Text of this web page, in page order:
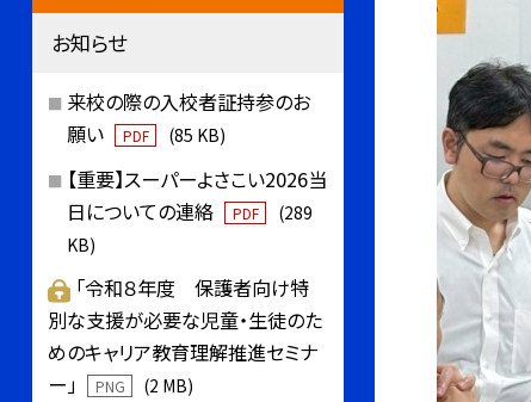
お知らせ
来校の際の入校者証持参のお
願い
PDF (85 KB)
【重要】スーパーよさこい2026当
日についての連絡
PDF
(289
KB)
「令和８年度 保護者向け特
別な支援が必要な児童・生徒のた
めのキャリア教育理解推進セミナ
ー」
PNG (2 MB)